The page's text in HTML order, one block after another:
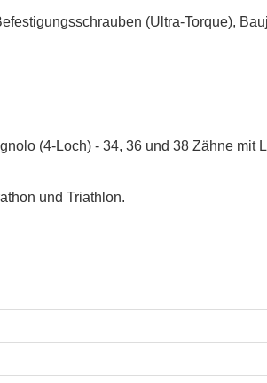
(Ultra-Torque),
(4-Loch) - 34, 36 und 38 Zähne mit
und Triathlon.